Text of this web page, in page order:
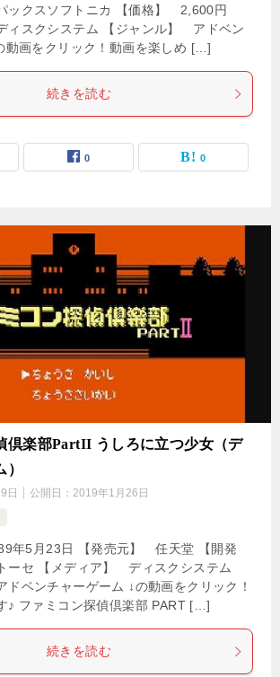
ックスソフトニカ 【価格】 2,600円
ィスクシステム 【ジャンル】 アドベン
動画をクリック！動画を楽しめ […]
続きを読む
0 0
倶楽部PartII うしろに立つ少女（デ
日 公開日： 2019年1月26日
年5月23日 【発売元】 任天堂 【開発
ーセ 【メディア】 ディスクシステム
ドベンチャーゲーム ↓の動画をクリック！
♪ ファミコン探偵倶楽部 PART […]
続きを読む